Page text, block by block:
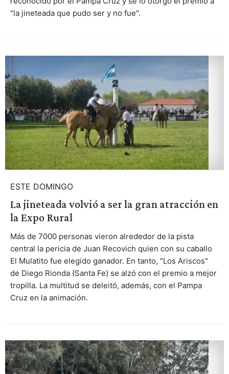
"la jineteada que pudo ser y no fue".
ESTE DOMINGO
La jineteada volvió a ser la gran atracción en
la Expo Rural
Más de 7000 personas vieron alrededor de la pista
central la pericia de Juan Recovich quien con su caballo
El Mulatito fue elegido ganador. En tanto, "Los Ariscos"
de Diego Rionda (Santa Fe) se alzó con el premio a mejor
tropilla. La multitud se deleitó, además, con el Pampa
Cruz en la animación.